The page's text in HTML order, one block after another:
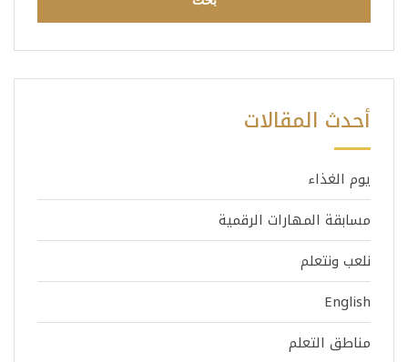
أحدث المقالات
يوم الغذاء
مسابقة المهارات الرقمية
نلعب ونتعلم
English
مناطق التعلم